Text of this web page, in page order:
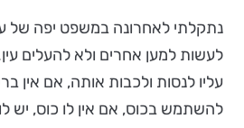
נתקלתי לאחרונה במשפט יפה של
לעשות למען אחרים ולא להעלים
עליו לנסות ולכבות אותה, אם אין
להשתמש בכוס, אם אין לו כוס, יש